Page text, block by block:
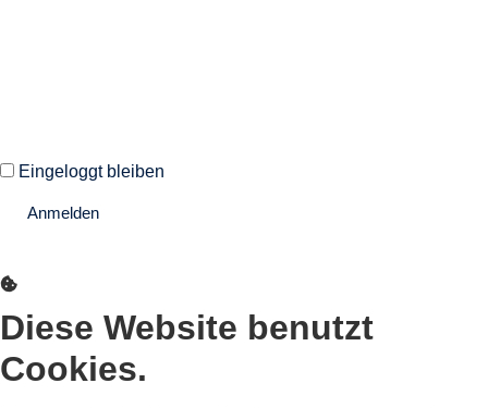
Eingeloggt bleiben
Anmelden
Diese Website benutzt
Cookies.